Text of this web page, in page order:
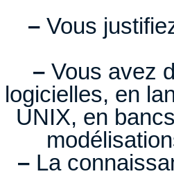
– Vous
– Vous avez
logicielles, en
UNIX, en
– La